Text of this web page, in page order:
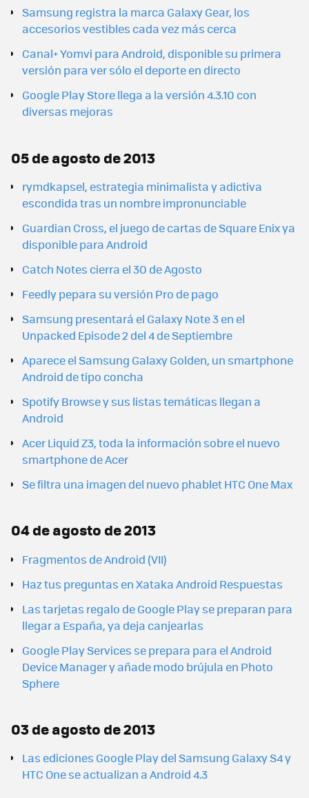
Samsung registra la marca Galaxy Gear, los
accesorios vestibles cada vez más cerca
Canal+ Yomvi para Android, disponible su primera
versión para ver sólo el deporte en directo
Google Play Store llega a la versión 4.3.10 con
diversas mejoras
05 de agosto de 2013
rymdkapsel, estrategia minimalista y adictiva
escondida tras un nombre impronunciable
Guardian Cross, el juego de cartas de Square Enix ya
disponible para Android
Catch Notes cierra el 30 de Agosto
Feedly pepara su versión Pro de pago
Samsung presentará el Galaxy Note 3 en el
Unpacked Episode 2 del 4 de Septiembre
Aparece el Samsung Galaxy Golden, un smartphone
Android de tipo concha
Spotify Browse y sus listas temáticas llegan a
Android
Acer Liquid Z3, toda la información sobre el nuevo
smartphone de Acer
Se filtra una imagen del nuevo phablet HTC One Max
04 de agosto de 2013
Fragmentos de Android (VII)
Haz tus preguntas en Xataka Android Respuestas
Las tarjetas regalo de Google Play se preparan para
llegar a España, ya deja canjearlas
Google Play Services se prepara para el Android
Device Manager y añade modo brújula en Photo
Sphere
03 de agosto de 2013
Las ediciones Google Play del Samsung Galaxy S4 y
HTC One se actualizan a Android 4.3